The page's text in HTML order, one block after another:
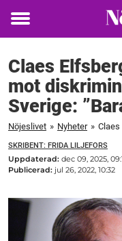
Toggle
Claes
mot
Sverige:
Nöjeslivet » Nyheter »
SKRIBENT: FRIDA LILJEFORS
Uppdaterad: dec 09, 2025,
Publicerad: jul 26, 2022, 10:32